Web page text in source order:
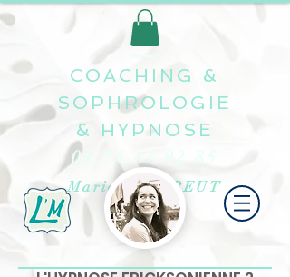
COACHING &
SOPHROLOGIE
&
HYPNOSE
06 74 12 92 85
Marion LE TREUT